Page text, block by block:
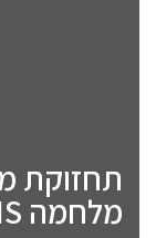
תחזוקת
מלחמה QMS